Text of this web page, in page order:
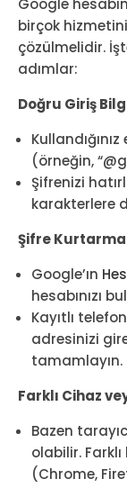
Google
birçok
çözülmelidir.
adımlar:
Doğru Giriş
(örneğin,
Şifrenizi
karakterlere
Şifre
Google’ın
hesabınızı
Kayıtlı
adresinizi
tamamlayın.
Farklı Cihaz
Bazen
olabilir.
(Chrome,